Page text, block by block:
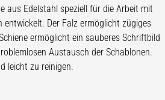
aus Edelstahl speziell für die Arbeit mit
entwickelt. Der Falz ermöglicht zügiges
ermöglicht ein sauberes Schriftbild
Austausch der Schablonen.
leicht zu reinigen.